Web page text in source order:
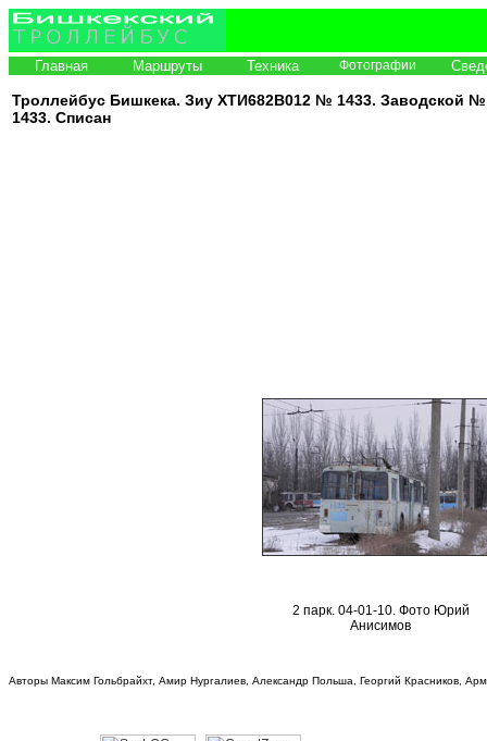
Главная Маршруты Техника Фотографии
Троллейбус Бишкека. Зиу ХТИ682В012 № 1433. Заводской №
1433. Списан
2 парк. 04-01-10. Фото Юрий
Анисимов
Авторы Максим Гольбрайхт, Амир Нургалиев, Александр Польша, Георгий Красников,